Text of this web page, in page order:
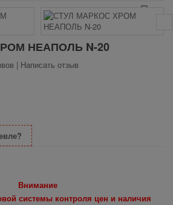
НЕАПОЛЬ N-20
| Написать отзыв
Внимание
системы контроля цен и наличия